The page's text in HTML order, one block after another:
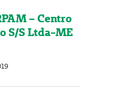
– Centro
S/S Ltda-ME